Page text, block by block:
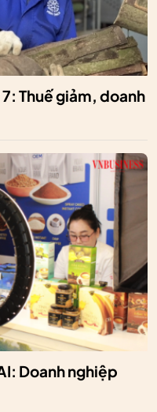
Thuế giảm, doanh
Doanh nghiệp